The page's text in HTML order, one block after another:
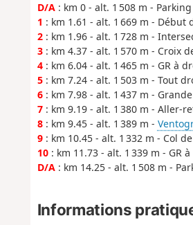
D/A: km 0 - alt. 1 508 m -
1 : km 1.61 - alt. 1 669 m - Début
2: km 1.96 - alt. 1 728 m -
3: km 4.37 - alt. 1 570 m - Croix
4: km 6.04 - alt. 1 465 m - GR à
5: km 7.24 - alt. 1 503 m - Tout
6: km 7.98 - alt. 1 437 m -
7: km 9.19 - alt. 1 380 m - Aller-
8: km 9.45 - alt. 1 389 m -
9: km 10.45 - alt. 1 332 m - Col
10: km 11.73 - alt. 1 339 m - GR
D/A: km 14.25 - alt. 1 508 m -
Informations